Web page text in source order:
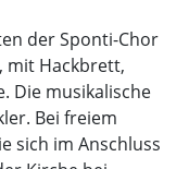
der Sponti-Chor
mit Hackbrett,
Die musikalische
Bei freiem
sich im Anschluss